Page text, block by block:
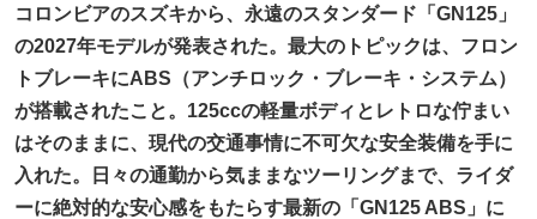
コロンビアのスズキから、永遠のスタンダード「GN125」
の2027年モデルが発表された。最大のトピックは、フロン
トブレーキにABS（アンチロック・ブレーキ・システム）
が搭載されたこと。125ccの軽量ボディとレトロな佇まい
はそのままに、現代の交通事情に不可欠な安全装備を手に
入れた。日々の通勤から気ままなツーリングまで、ライダ
ーに絶対的な安心感をもたらす最新の「GN125 ABS」に